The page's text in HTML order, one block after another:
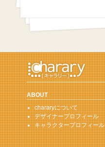
ABOUT
chararyについて
デザイナープロフィール
キャラクタープロフィール